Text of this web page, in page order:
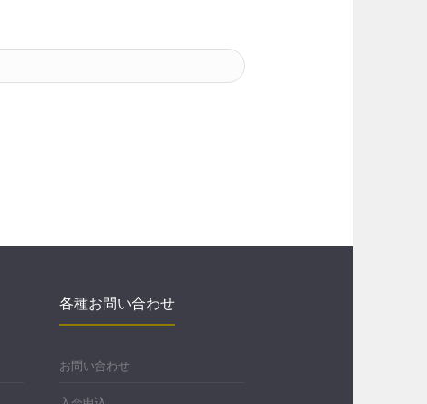
各種お問い合わせ
お問い合わせ